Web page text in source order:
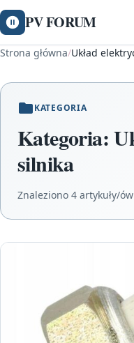
PV FORUM
Strona główna/Układ
KATEGORIA
Kategoria:
silnika
Znaleziono 4 artykuły/ów